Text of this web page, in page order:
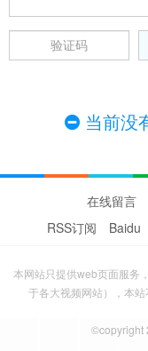
当前没
在线留言
RSS订阅
Baidu
本网站只提供web页面服务
于各大视频网站），本
©copyright